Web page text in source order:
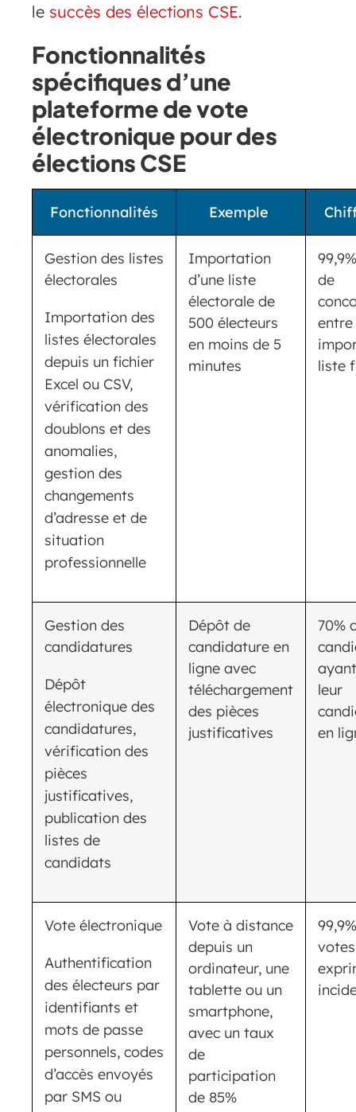
le succès des élections CSE.
Fonctionnalités
spécifiques d’une
plateforme de vote
électronique pour des
élections CSE
Fonctionnalités Exemple
Gestion des listes
électorales
Importation des
listes électorales
depuis un fichier
Excel ou CSV,
vérification des
doublons et des
anomalies,
gestion des
changements
d’adresse et de
situation
professionnelle
Importation
d’une liste
électorale de
500 électeurs
en moins de 5
minutes
de
liste
Gestion des
candidatures
Dépôt
électronique des
candidatures,
vérification des
pièces
justificatives,
publication des
listes de
candidats
Dépôt de
candidature en
ligne avec
téléchargement
des pièces
justificatives
70%
leur
en
Vote électronique
Authentification
des électeurs par
identifiants et
mots de passe
personnels, codes
d’accès envoyés
par SMS ou
Vote à distance
depuis un
ordinateur, une
tablette ou un
smartphone,
avec un taux
de
participation
de 85%
votes